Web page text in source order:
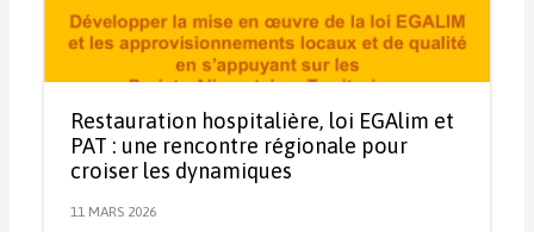
Restauration hospitalière, loi EGAlim et
PAT : une rencontre régionale pour
croiser les dynamiques
11 MARS 2026